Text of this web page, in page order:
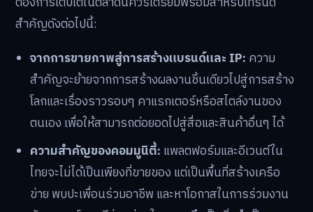
คอร์สออนไลน์/เวิร์กช็อป:เมื่อมีประสบการณ์และฐานผู้
ติดตามที่มากพอ การแบ่งปันความรู้ผ่านการสอนเป็นอีก
หนึ่งช่องทางในการสร้างรายได้ที่น่าสนใจ
ทิศทางและเทรนด์อนาคต: ศิลปินไทย
ต้องเตรียมตัวอย่างไรในปี 2569
โลกศิลปะดิจิทัลมีการเปลี่ยนแปลงอยู่เสมอ ศิลปินไทยที่
ต้องการเติบโตในตลาดนี้ควรเตรียมพร้อมสำหรับเทรนด์
สำคัญดังต่อไปนี้: